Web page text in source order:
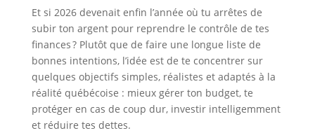
Et si 2026 devenait enfin l’année où tu arrêtes de
subir ton argent pour reprendre le contrôle de tes
finances ? Plutôt que de faire une longue liste de
bonnes intentions, l’idée est de te concentrer sur
quelques objectifs simples, réalistes et adaptés à la
réalité québécoise : mieux gérer ton budget, te
protéger en cas de coup dur, investir intelligemment
et réduire tes dettes.